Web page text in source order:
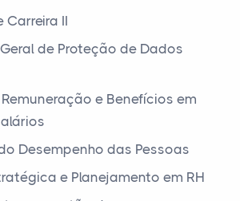
Carreira II
Geral de Proteção de Dados
e Benefícios em
Desempenho das Pessoas
e Planejamento em RH